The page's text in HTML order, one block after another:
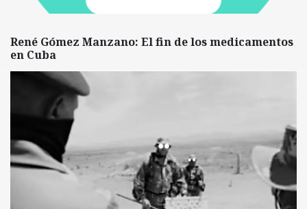
René Gómez Manzano: El fin de los medicamentos
en Cuba